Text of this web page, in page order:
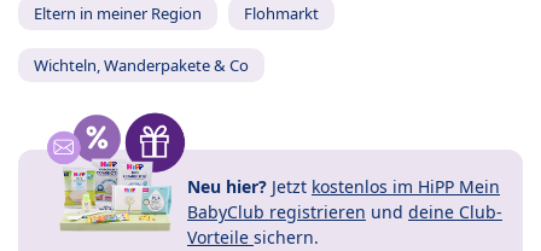
Eltern in meiner Region Flohmarkt
Wichteln, Wanderpakete & Co
Neu hier? Jetzt kostenlos im HiPP Mein
BabyClub registrieren und deine Club-
Vorteile sichern.